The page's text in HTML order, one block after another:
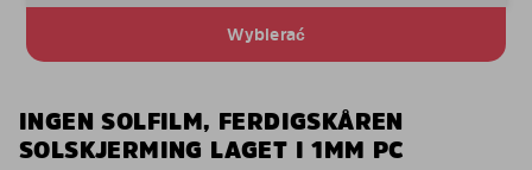
Wybierać
INGEN SOLFILM, FERDIGSKÅREN
SOLSKJERMING LAGET I 1MM PC